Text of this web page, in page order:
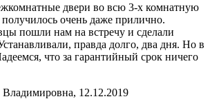
двери во всю 3-х комнатную
очень даже прилично.
пошли нам на встречу и сделали
правда долго, два дня. Но в
что за гарантийный срок ничего
12.12.2019